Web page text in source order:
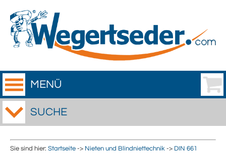
MENÜ
SUCHE
Sie sind hier: Startseite -> Nieten und Blindniettechnik -> DIN 661